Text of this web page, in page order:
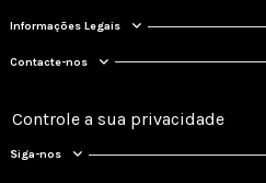
Informações Legais
Contacte-nos
Controle a sua privacidade
Siga-nos